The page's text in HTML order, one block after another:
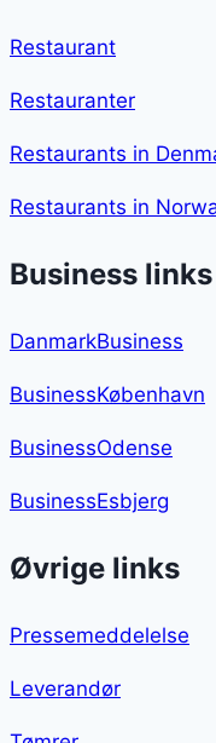
Restaurant
Restauranter
Restaurants in
Restaurants in
Business links
DanmarkBusiness
BusinessKøbenhavn
BusinessOdense
BusinessEsbjerg
Øvrige links
Pressemeddelelse
Leverandør